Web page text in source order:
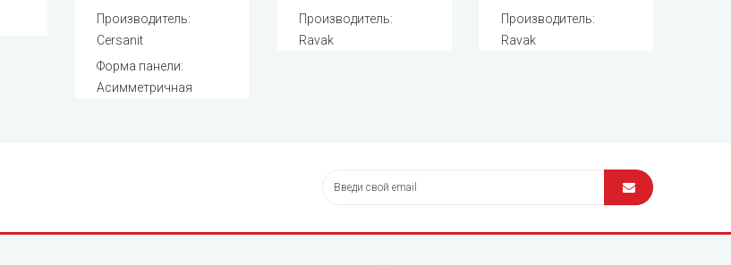
Производитель:
Cersanit
Форма панели:
Асимметричная
Производитель:
Ravak
Производитель:
Ravak